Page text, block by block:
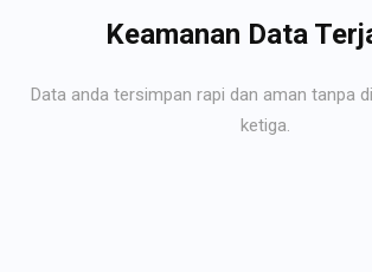
Keamanan Data
Data anda tersimpan rapi dan aman tanpa
ketiga.